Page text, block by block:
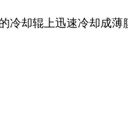
却辊上迅速冷却成